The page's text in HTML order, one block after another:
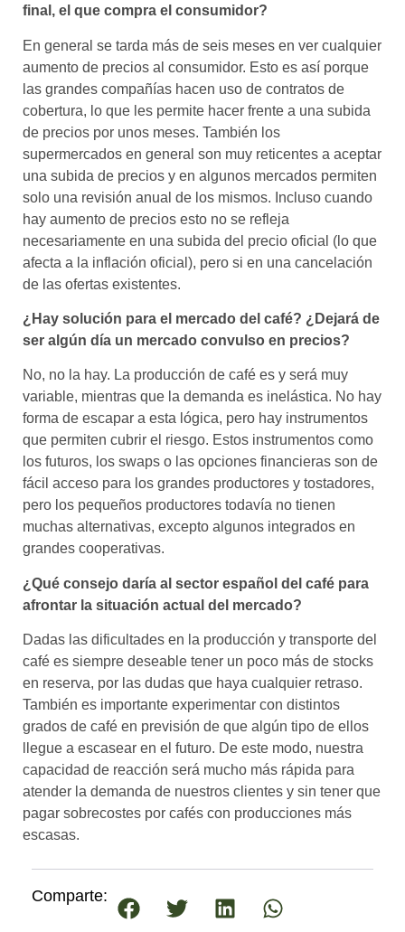
final, el que compra el consumidor?​
En general se tarda más de seis meses en ver cualquier
aumento de precios al consumidor. Esto es así porque
las grandes compañías hacen uso de contratos de
cobertura, lo que les permite hacer frente a una subida
de precios por unos meses. También los
supermercados en general son muy reticentes a aceptar
una subida de precios y en algunos mercados permiten
solo una revisión anual de los mismos. Incluso cuando
hay aumento de precios esto no se refleja
necesariamente en una subida del precio oficial (lo que
afecta a la inflación oficial), pero si en una cancelación
de las ofertas existentes.
¿Hay solución para el mercado del café? ¿Dejará de
ser algún día un mercado convulso en precios?​
No, no la hay. La producción de café es y será muy
variable, mientras que la demanda es inelástica. No hay
forma de escapar a esta lógica, pero hay instrumentos
que permiten cubrir el riesgo. Estos instrumentos como
los futuros, los swaps o las opciones financieras son de
fácil acceso para los grandes productores y tostadores,
pero los pequeños productores todavía no tienen
muchas alternativas, excepto algunos integrados en
grandes cooperativas.
¿Qué consejo daría al sector español del café para
afrontar la situación actual del mercado?
Dadas las dificultades en la producción y transporte del
café es siempre deseable tener un poco más de stocks
en reserva, por las dudas que haya cualquier retraso.
También es importante experimentar con distintos
grados de café en previsión de que algún tipo de ellos
llegue a escasear en el futuro. De este modo, nuestra
capacidad de reacción será mucho más rápida para
atender la demanda de nuestros clientes y sin tener que
pagar sobrecostes por cafés con producciones más
escasas.
Comparte: